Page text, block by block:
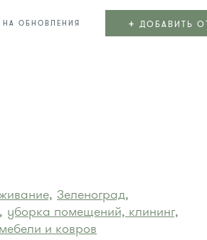
ОБНОВЛЕНИЯ + ДОБАВИТЬ
Зеленоград,
уборка помещений, клининг,
и ковров